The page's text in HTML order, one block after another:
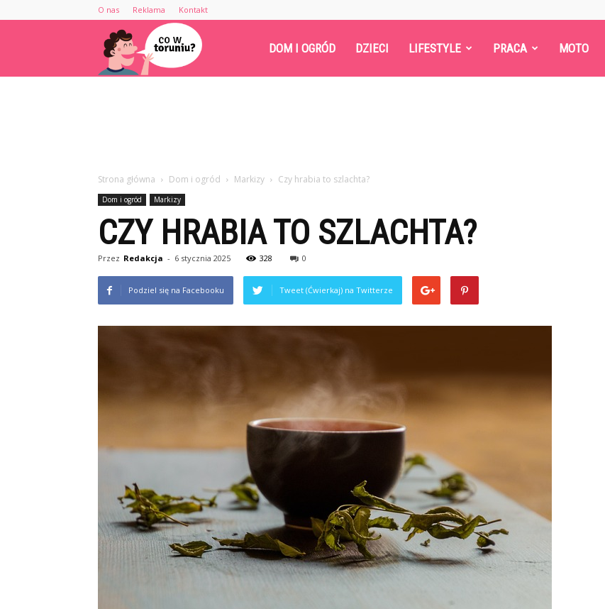
O nas Reklama Kontakt
Cowtoruniu.pl DOM I OGRÓD DZIECI LIFESTYLE PRACA MOTO
Strona główna Dom i ogród Markizy Czy hrabia to szlachta?
Dom i ogród Markizy
CZY HRABIA TO SZLACHTA?
Przez Redakcja - 6 stycznia 2025 328 0
Podziel się na Facebooku Tweet (Ćwierkaj) na Twitterze